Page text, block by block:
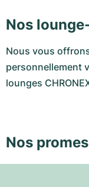
Nos
Nous vous
personnellement
lounges
Nos